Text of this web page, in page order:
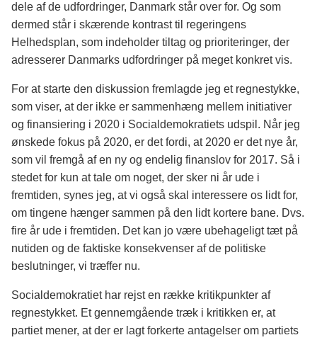
dele af de udfordringer, Danmark står over for. Og som
dermed står i skærende kontrast til regeringens
Helhedsplan, som indeholder tiltag og prioriteringer, der
adresserer Danmarks udfordringer på meget konkret vis.
For at starte den diskussion fremlagde jeg et regnestykke,
som viser, at der ikke er sammenhæng mellem initiativer
og finansiering i 2020 i Socialdemokratiets udspil. Når jeg
ønskede fokus på 2020, er det fordi, at 2020 er det nye år,
som vil fremgå af en ny og endelig finanslov for 2017. Så i
stedet for kun at tale om noget, der sker ni år ude i
fremtiden, synes jeg, at vi også skal interessere os lidt for,
om tingene hænger sammen på den lidt kortere bane. Dvs.
fire år ude i fremtiden. Det kan jo være ubehageligt tæt på
nutiden og de faktiske konsekvenser af de politiske
beslutninger, vi træffer nu.
Socialdemokratiet har rejst en række kritikpunkter af
regnestykket. Et gennemgående træk i kritikken er, at
partiet mener, at der er lagt forkerte antagelser om partiets